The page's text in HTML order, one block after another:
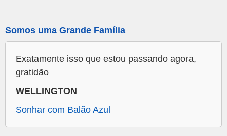
Somos uma Grande Família
Exatamente isso que estou passando agora,
gratidão
WELLINGTON
Sonhar com Balão Azul